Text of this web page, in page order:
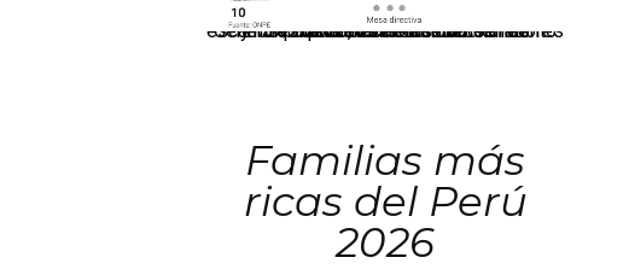
El JNE oficializó la distribución de escaños para la elección de 60 senadores y 130 diputados en las Elecciones Generales 2026, tras el restablecimiento de la Bicameralidad.
Familias más
ricas del Perú
2026